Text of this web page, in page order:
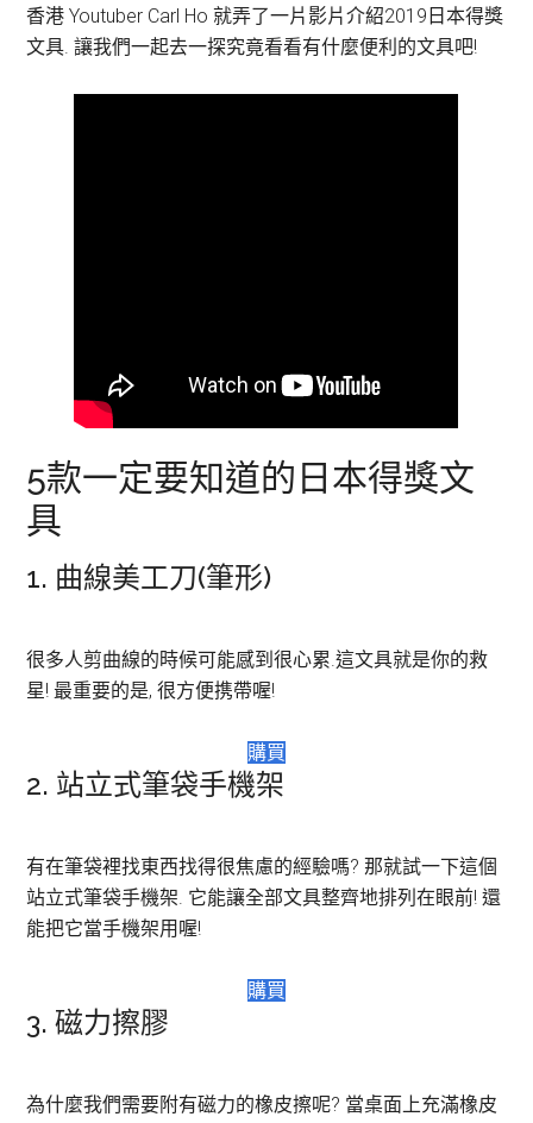
香港 Youtuber Carl Ho 就弄了一片影片介紹2019日本得獎
文具. 讓我們一起去一探究竟看看有什麼便利的文具吧!
5款一定要知道的日本得獎文
具
1. 曲線美工刀(筆形)
很多人剪曲線的時候可能感到很心累.這文具就是你的救
星! 最重要的是, 很方便携帶喔!
購買
2. 站立式筆袋手機架
有在筆袋裡找東西找得很焦慮的經驗嗎? 那就試一下這個
站立式筆袋手機架. 它能讓全部文具整齊地排列在眼前! 還
能把它當手機架用喔!
購買
3. 磁力擦膠
為什麼我們需要附有磁力的橡皮擦呢? 當桌面上充滿橡皮